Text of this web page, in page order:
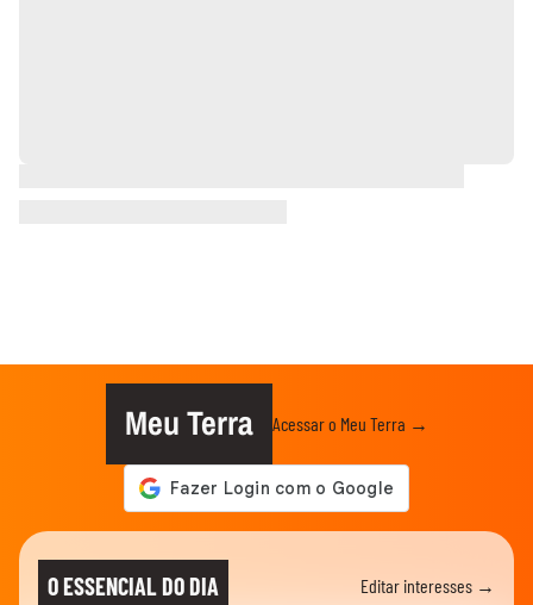
Meu Terra Acessar o Meu Terra →
O ESSENCIAL DO DIA Editar interesses →